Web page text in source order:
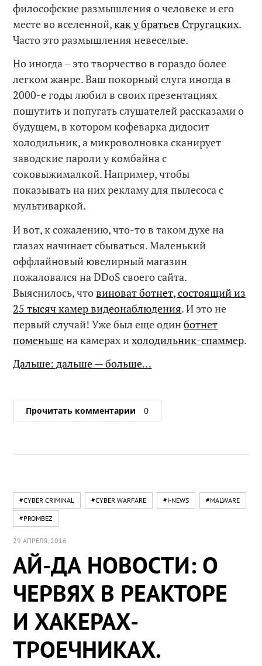
философские размышления о человеке и его
месте во вселенной,как у братьев Стругацких.
Часто это размышления невеселые.
Но иногда – это творчество в гораздо более
легком жанре. Ваш покорный слуга иногда в
2000-е годы любил в своих презентациях
пошутить и попугать слушателей рассказами о
будущем, в котором кофеварка дидосит
холодильник, а микроволновка сканирует
заводские пароли у комбайна с
соковыжималкой. Например, чтобы
показывать на них рекламу для пылесоса с
мультиваркой.
И вот, к сожалению, что-то в таком духе на
глазах начинает сбываться. Маленький
оффлайновый ювелирный магазин
пожаловался на DDoS своего сайта.
Выяснилось, чтовиноват ботнет, состоящий из
25 тысяч камер видеонаблюдения. И это не
первый случай! Уже был еще одинботнет
поменьшена камерах ихолодильник-спаммер.
Дальше: дальше — больше…
Прочитать комментарии 0
#CYBER CRIMINAL #CYBER WARFARE #I-NEWS #MALWARE
#PROMBEZ
29 АПРЕЛЯ, 2016
АЙ-ДА НОВОСТИ: О
ЧЕРВЯХ В РЕАКТОРЕ
И ХАКЕРАХ-
ТРОЕЧНИКАХ.